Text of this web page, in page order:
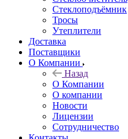
Стеклоподъёмник
Тросы
Утеплители
Доставка
Поставщики
О Компании
Назад
О Компании
О компании
Новости
Лицензии
Сотрудничество